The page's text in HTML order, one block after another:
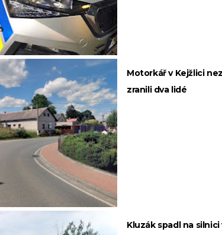
Motorkář v Kejžlici
zranili dva lidé
Kluzák spadl na